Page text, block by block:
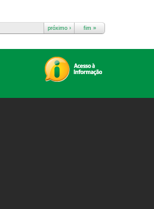
próximo › fim »